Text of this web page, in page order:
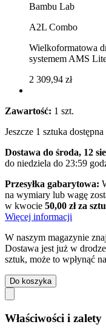
Bambu Lab
A2L Combo
Wielkoformatowa
systemem AMS
2 309,94 zł
Zawartość: 1 szt.
Jeszcze 1 sztuka
Dostawa do środa, 12
do niedziela do 23:59
Przesyłka gabarytowa:
na wymiary lub wagę
w kwocie 50,00 zł za
Więcej informacji
W naszym magazynie
Dostawa jest już w
sztuk, może to wpłynąć
Do koszyka
Właściwości i zalety